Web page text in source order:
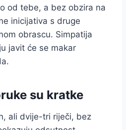
od tebe, a bez obzira na
inicijativa s druge
obrascu. Simpatija
javit će se makar
su kratke
ali dvije-tri riječi, bez